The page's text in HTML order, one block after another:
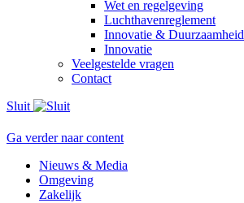
Wet en regelgeving
Luchthavenreglement
Innovatie & Duurzaamheid
Innovatie
Veelgestelde vragen
Contact
Sluit
Ga verder naar content
Nieuws & Media
Omgeving
Zakelijk